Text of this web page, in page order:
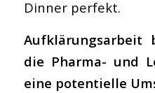
Dinner perfekt.
Aufklärungsarbeit
die Pharma- und
eine potentielle